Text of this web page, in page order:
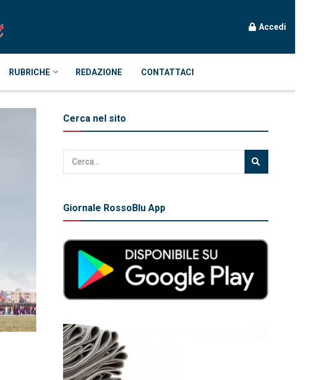
Accedi
RUBRICHE REDAZIONE CONTATTACI
Cerca nel sito
Giornale RossoBlu App